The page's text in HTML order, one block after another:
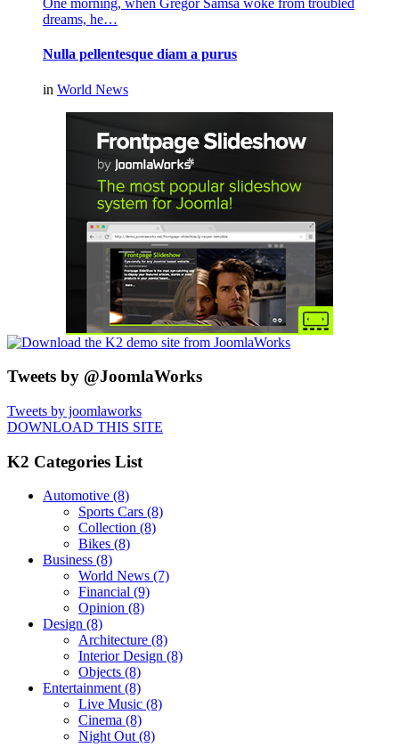
One morning, when Gregor Samsa woke from troubled
dreams, he…
Nulla pellentesque diam a purus
in World News
Tweets by @JoomlaWorks
Tweets by joomlaworks
DOWNLOAD THIS SITE
K2 Categories List
Automotive (8)
Sports Cars (8)
Collection (8)
Bikes (8)
Business (8)
World News (7)
Financial (9)
Opinion (8)
Design (8)
Architecture (8)
Interior Design (8)
Objects (8)
Entertainment(8)
Live Music (8)
Cinema (8)
Night Out(8)